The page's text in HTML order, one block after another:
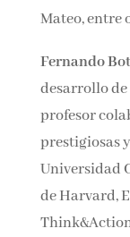
Jorge Blass,
Fernando
desarrollo
profesor
Negocio,
Florida, la